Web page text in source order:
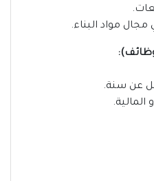
مواد البناء.
عن سنة.
المالية.